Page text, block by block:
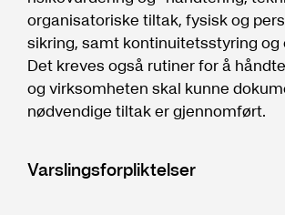
organisatoriske tiltak, fysisk og
sikring, samt kontinuitetsstyring og
Det kreves også rutiner for å
og virksomheten skal kunne
nødvendige tiltak er gjennomført.
Varslingsforpliktelser